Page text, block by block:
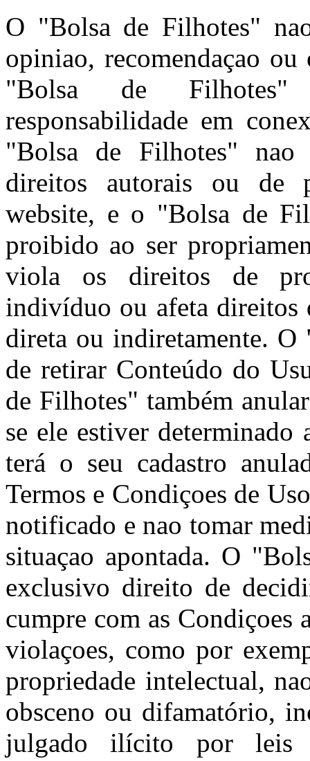
O "Bolsa de Filhotes"
opiniao, recomendaçao
"Bolsa de Filhotes"
responsabilidade em
"Bolsa de Filhotes" nao
direitos autorais ou de
website, e o "Bolsa de
proibido ao ser
viola os direitos de
indivíduo ou afeta direitos
direta ou indiretamente.
de retirar Conteúdo do
de Filhotes" também
se ele estiver
terá o seu cadastro
Termos e Condiçoes de
notificado e nao tomar
situaçao apontada. O
exclusivo direito de
cumpre com as Condiçoes
violaçoes, como por
propriedade intelectual,
obsceno ou difamatório,
julgado ilícito por leis